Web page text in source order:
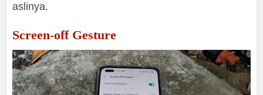
aslinya.
Screen-off Gesture